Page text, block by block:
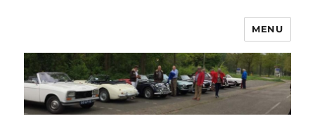
OCNC – Oldtimer Club Nuenen
Classics
MENU